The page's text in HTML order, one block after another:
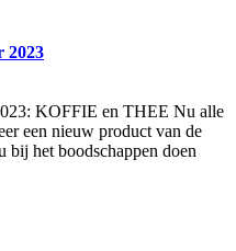
2023
KOFFIE en THEE Nu alle
een nieuw product van de
het boodschappen doen